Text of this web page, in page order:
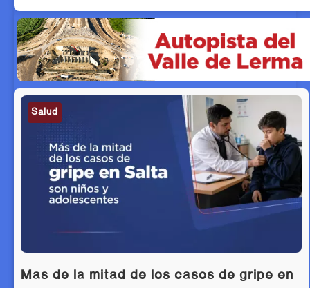
Salud
Más de la mitad de los casos de gripe en